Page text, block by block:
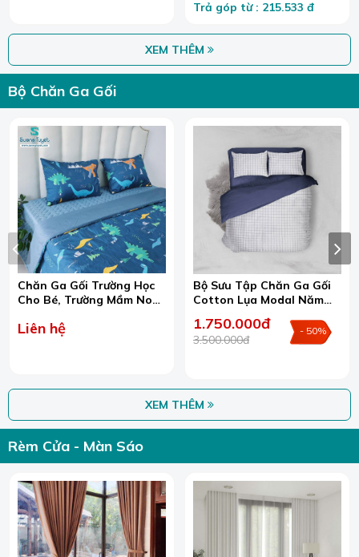
Trả góp từ : 215.533 đ
XEM THÊM
Bộ Chăn Ga Gối
Chăn Ga Gối Trường Học
Cho Bé, Trường Mầm Non,
Liên hệ
Bộ Sưu Tập Chăn Ga Gối
Cotton Lụa Modal Năm
1.750.000đ
3.500.000đ
- 50%
XEM THÊM
Rèm Cửa - Màn Sáo